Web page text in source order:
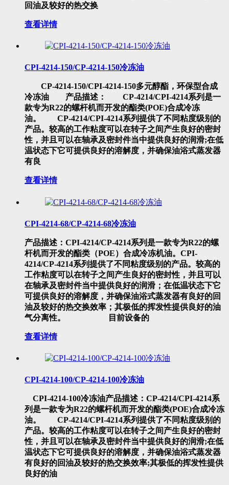
回油及较好的热交换
查看详情
CPI-4214-150/CP-4214-150冷冻油
CP-4214-150/CPI-4214-150多元醇酯，环保型合成
冷冻油 产品描述： CP-4214/CPI-4214系列是一
款专为R22的螺杆机而开发的酯类(POE)合成冷冻
油。 CP-4214/CPI-4214系列提供了不同粘度级别的
产品。较高的工作粘度可以在转子之间产生良好的密封
性，并且可以在轴承及密封件当中提供良好的润滑;在低
温状态下它可提供良好的溶解度，并确保油浴式蒸发器
有良
查看详情
CPI-4214-68/CP-4214-68冷冻油
产品描述：CPI-4214/CP-4214系列是一款专为R22的螺
杆机而开发的酯类（POE）合成冷冻机油。CPI-
4214/CP-4214系列提供了不同粘度级别的产品。较高的
工作粘度可以在转子之间产生良好的密封性，并且可以
在轴承及密封件当中提供良好的润滑；在低温状态下它
可提供良好的溶解度，并确保油浴式蒸发器有良好的回
油及较好的热交换效率；其极低的挥发性提供良好的油
气分离性。 目前设备的
查看详情
CPI-4214-100/CP-4214-100冷冻油
CPI-4214-100冷冻油产品描述：CP-4214/CPI-4214系
列是一款专为R22的螺杆机而开发的酯类(POE)合成冷冻
油。 CP-4214/CPI-4214系列提供了不同粘度级别的
产品。较高的工作粘度可以在转子之间产生良好的密封
性，并且可以在轴承及密封件当中提供良好的润滑;在低
温状态下它可提供良好的溶解度，并确保油浴式蒸发器
有良好的回油及较好的热交换效率;其极低的挥发性提供
良好的油